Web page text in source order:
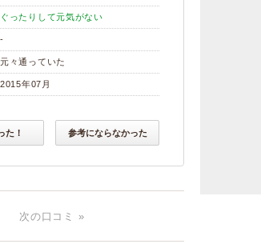
ぐったりして元気がない
-
元々通っていた
2015年07月
た！ 参考にならなかった
次の口コミ »